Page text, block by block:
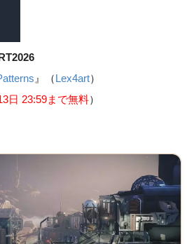
』（Lex4art）
日 23:59まで無料）